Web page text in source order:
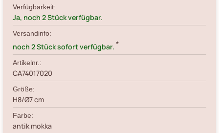
Verfügbarkeit:
Ja, noch 2 Stück verfügbar.
Versandinfo:
noch 2 Stück sofort verfügbar. *
Artikelnr.:
CA74017020
Größe:
H8/Ø7 cm
Farbe:
antik mokka